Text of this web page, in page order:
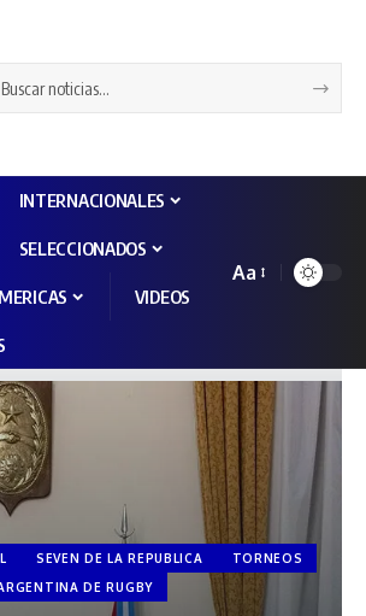
INTERNACIONALES
SELECCIONADOS
VIDEOS
Aa
SEVEN DE LA REPUBLICA
TORNEOS
DE RUGBY